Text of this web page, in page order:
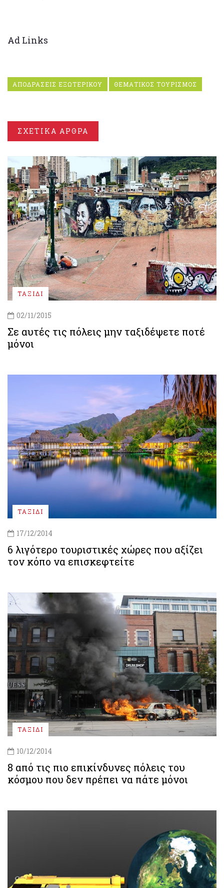
Ad Links
ΑΠΟΔΡΑΣΕΙΣ ΕΞΩΤΕΡΙΚΟΥ ΘΕΜΑΤΙΚΟΣ ΤΟΥΡΙΣΜΟΣ
ΣΧΕΤΙΚΑ ΑΡΘΡΑ
ΤΑΞΙΔΙ
02/11/2015
Σε αυτές τις πόλεις μην ταξιδέψετε ποτέ
μόνοι
ΤΑΞΙΔΙ
17/12/2014
6 λιγότερο τουριστικές χώρες που αξίζει
τον κόπο να επισκεφτείτε
ΤΑΞΙΔΙ
10/12/2014
8 από τις πιο επικίνδυνες πόλεις του
κόσμου που δεν πρέπει να πάτε μόνοι